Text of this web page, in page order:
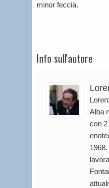
minor feccia.
Info sull'autore
Alba
con 2